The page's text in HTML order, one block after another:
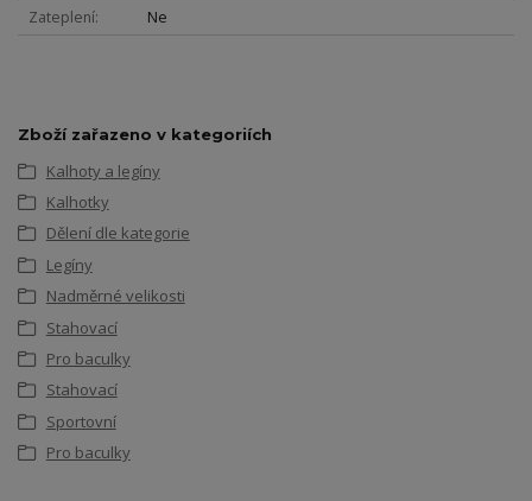
Zateplení
Ne
Zboží zařazeno v kategoriích
Kalhoty a legíny
Kalhotky
Dělení dle kategorie
Legíny
Nadměrné velikosti
Stahovací
Pro baculky
Stahovací
Sportovní
Pro baculky